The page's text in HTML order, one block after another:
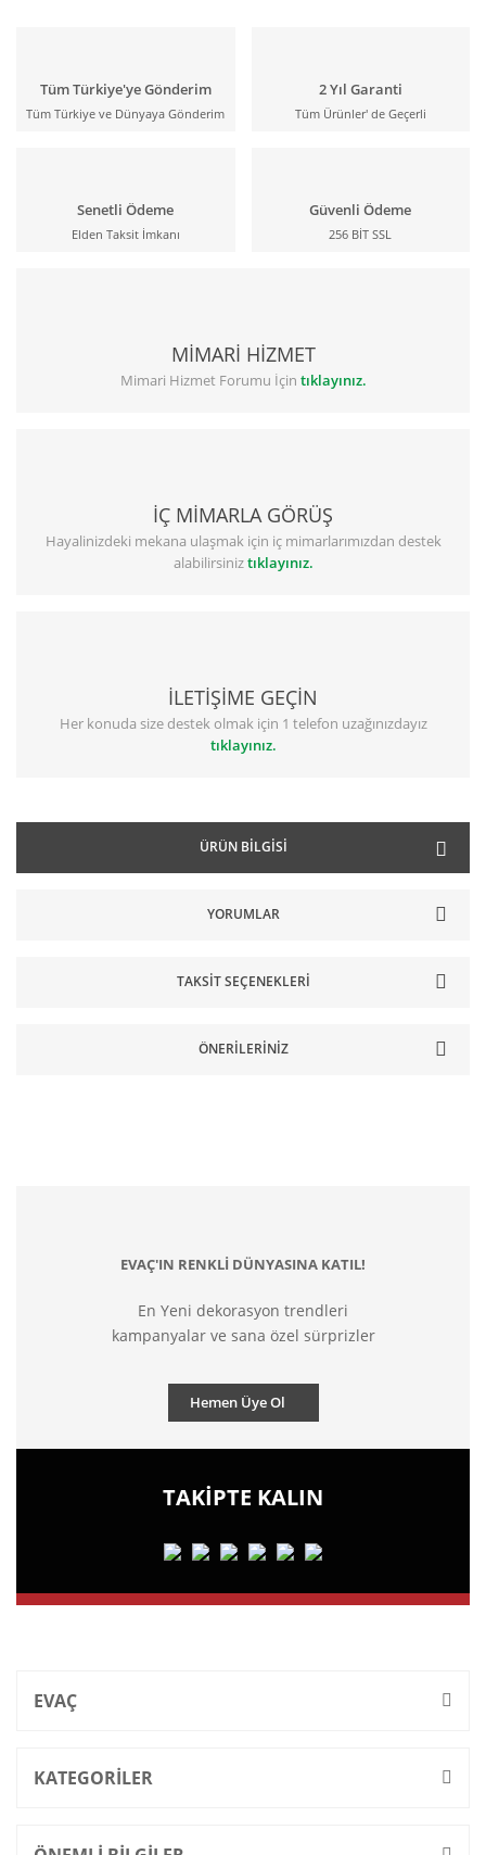
Tüm Türkiye'ye Gönderim
Tüm Türkiye ve Dünyaya Gönderim
2 Yıl Garanti
Tüm Ürünler' de Geçerli
Senetli Ödeme
Elden Taksit İmkanı
Güvenli Ödeme
256 BİT SSL
MİMARİ HİZMET
Mimari Hizmet Forumu İçin tıklayınız.
İÇ MİMARLA GÖRÜŞ
Hayalinizdeki mekana ulaşmak için iç mimarlarımızdan destek
alabilirsiniztıklayınız.
İLETİŞİME GEÇİN
Her konuda size destek olmak için 1 telefon uzağınızdayız
tıklayınız.
ÜRÜN BILGISI
YORUMLAR
TAKSIT SEÇENEKLERI
ÖNERILERINIZ
EVAÇ'IN RENKLİ DÜNYASINA KATIL!
En Yeni dekorasyon trendleri
kampanyalar ve sana özel sürprizler
Hemen Üye Ol
TAKİPTE KALIN
EVAÇ
KATEGORİLER